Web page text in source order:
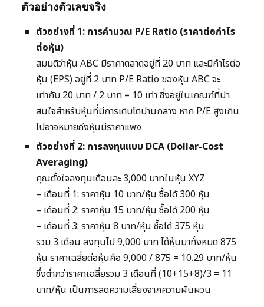
ตัวอย่างตัวเลขจริง
ตัวอย่างที่ 1: การคำนวณ P/E Ratio (ราคาต่อกำไร
ต่อหุ้น)
สมมติว่าหุ้น ABC มีราคาตลาดอยู่ที่ 20 บาท และมีกำไรต่อ
หุ้น (EPS) อยู่ที่ 2 บาท P/E Ratio ของหุ้น ABC จะ
เท่ากับ 20 บาท / 2 บาท = 10 เท่า ซึ่งอยู่ในเกณฑ์ที่น่า
สนใจสำหรับหุ้นที่มีการเติบโตปานกลาง หาก P/E สูงเกิน
ไปอาจหมายถึงหุ้นมีราคาแพง
ตัวอย่างที่ 2: การลงทุนแบบ DCA (Dollar-Cost
Averaging)
คุณตั้งใจลงทุนเดือนละ 3,000 บาทในหุ้น XYZ
– เดือนที่ 1: ราคาหุ้น 10 บาท/หุ้น ซื้อได้ 300 หุ้น
– เดือนที่ 2: ราคาหุ้น 15 บาท/หุ้น ซื้อได้ 200 หุ้น
– เดือนที่ 3: ราคาหุ้น 8 บาท/หุ้น ซื้อได้ 375 หุ้น
รวม 3 เดือน ลงทุนไป 9,000 บาท ได้หุ้นมาทั้งหมด 875
หุ้น ราคาเฉลี่ยต่อหุ้นคือ 9,000 / 875 = 10.29 บาท/หุ้น
ซึ่งต่ำกว่าราคาเฉลี่ยรวม 3 เดือนที่ (10+15+8)/3 = 11
บาท/หุ้น เป็นการลดความเสี่ยงจากความผันผวน